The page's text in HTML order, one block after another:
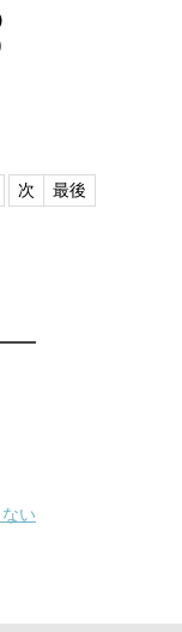
次 最後
い